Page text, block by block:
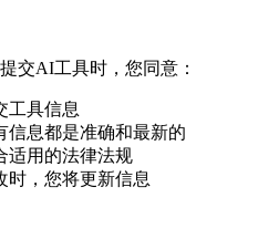
交AI工具时，您同意：
工具信息
信息都是准确和最新的
适用的法律法规
时，您将更新信息